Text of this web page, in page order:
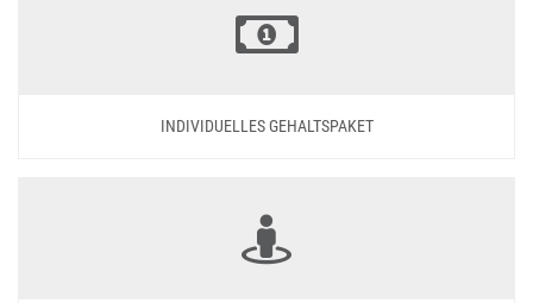
INDIVIDUELLES GEHALTSPAKET